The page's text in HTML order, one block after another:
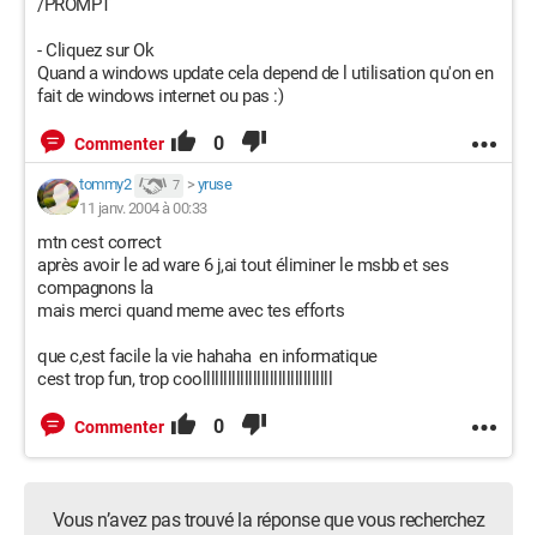
/PROMPT
- Cliquez sur Ok
Quand a windows update cela depend de l utilisation qu'on en
fait de windows internet ou pas :)
Commenter 0
tommy2 7 > yruse
11 janv. 2004 à 00:33
mtn cest correct
après avoir le ad ware 6 j,ai tout éliminer le msbb et ses
compagnons la
mais merci quand meme avec tes efforts
que c,est facile la vie hahaha en informatique
cest trop fun, trop coolllllllllllllllllllllllllllllll
Commenter 0
Vous n’avez pas trouvé la réponse que vous recherchez